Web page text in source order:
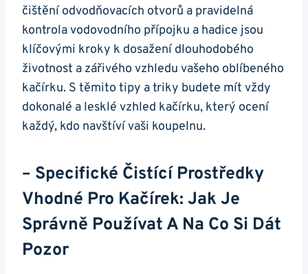
čištění ⁣odvodňovacích otvorů a pravidelná
kontrola vodovodního přípojku ⁢a hadice jsou
klíčovými ‍kroky k dosažení dlouhodobého
‌životnost a zářivého vzhledu vašeho⁤ oblíbeného
kačírku. S⁤ těmito tipy ‍a triky budete mít vždy
‌dokonalé a lesklé vzhled⁢ kačírku, který ocení⁤
každý,⁢ kdo navštíví⁤ vaši koupelnu.
– Specifické Čistící Prostředky
Vhodné ⁣pro Kačírek:⁤ Jak⁢ Je
Správně​ Používat⁣ A Na Co Si Dát
Pozor